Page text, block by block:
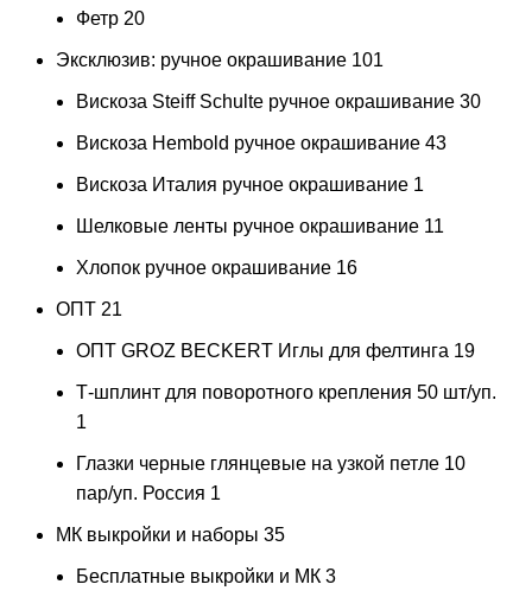
Фетр 20
Эксклюзив: ручное окрашивание 101
Вискоза Steiff Schulte ручное окрашивание 30
Вискоза Hembold ручное окрашивание 43
Вискоза Италия ручное окрашивание 1
Шелковые ленты ручное окрашивание 11
Хлопок ручное окрашивание 16
ОПТ 21
ОПТ GROZ BECKERT Иглы для фелтинга 19
Т-шплинт для поворотного крепления 50 шт/уп.
1
Глазки черные глянцевые на узкой петле 10
пар/уп. Россия 1
МК выкройки и наборы 35
Бесплатные выкройки и МК 3